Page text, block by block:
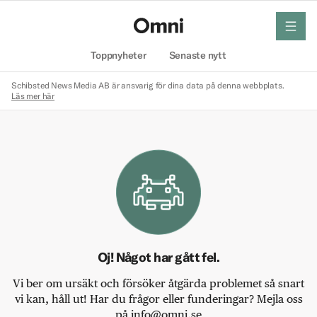
Toppnyheter Senaste nytt
meny
Schibsted News Media AB är ansvarig för dina data på denna webbplats.
Läs mer här
Oj! Något har gått fel.
Vi ber om ursäkt och försöker åtgärda problemet så snart
vi kan, håll ut! Har du frågor eller funderingar? Mejla oss